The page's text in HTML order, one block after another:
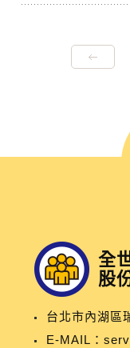
全
股
台北市內湖區
E-MAIL：